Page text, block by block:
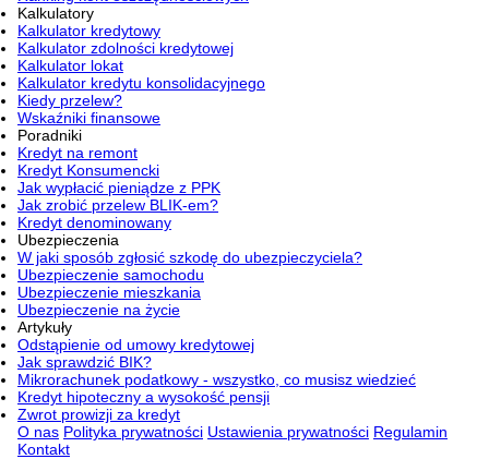
Kalkulatory
Kalkulator kredytowy
Kalkulator zdolności kredytowej
Kalkulator lokat
Kalkulator kredytu konsolidacyjnego
Kiedy przelew?
Wskaźniki finansowe
Poradniki
Kredyt na remont
Kredyt Konsumencki
Jak wypłacić pieniądze z PPK
Jak zrobić przelew BLIK-em?
Kredyt denominowany
Ubezpieczenia
W jaki sposób zgłosić szkodę do ubezpieczyciela?
Ubezpieczenie samochodu
Ubezpieczenie mieszkania
Ubezpieczenie na życie
Artykuły
Odstąpienie od umowy kredytowej
Jak sprawdzić BIK?
Mikrorachunek podatkowy - wszystko, co musisz wiedzieć
Kredyt hipoteczny a wysokość pensji
Zwrot prowizji za kredyt
O nas Polityka prywatności Ustawienia prywatności Regulamin
Kontakt